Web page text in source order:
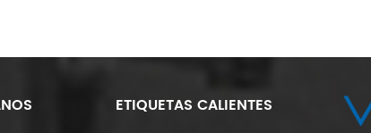
ETIQUETAS CALIENTES